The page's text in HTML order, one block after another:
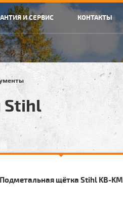
И СЕРВИС КОНТАКТЫ
Stihl
Подметальная щётка Stihl KB-KM